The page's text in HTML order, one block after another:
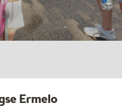
Ermelo